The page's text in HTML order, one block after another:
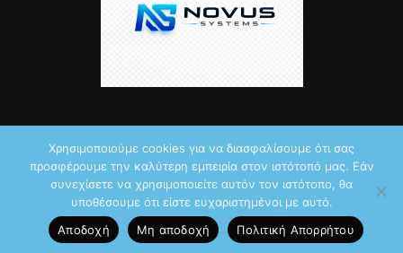
© 2026 by iTechNews.gr
Maddoctor dreamed it, Unpackman made it reality,Novus Systems
created it.
Χρησιμοποιούμε cookies για να διασφαλίσουμε ότι σας
προσφέρουμε την καλύτερη εμπειρία στον ιστότοπό μας. Εάν
συνεχίσετε να χρησιμοποιείτε αυτόν τον ιστότοπο, θα
υποθέσουμε ότι είστε ευχαριστημένοι με αυτό.
Αποδοχή
Μη αποδοχή Πολιτική Aπορρήτου